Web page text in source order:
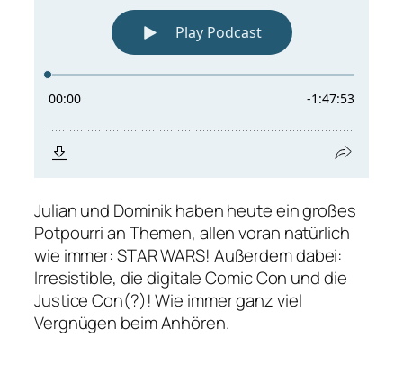
Julian und Dominik haben heute ein großes
Potpourri an Themen, allen voran natürlich
wie immer: STAR WARS! Außerdem dabei:
Irresistible, die digitale Comic Con und die
Justice Con(?)! Wie immer ganz viel
Vergnügen beim Anhören.